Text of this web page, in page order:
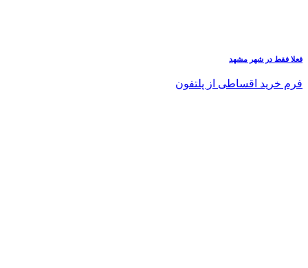
فعلا فقط در شهر مشهد
فرم خرید اقساطی از پلتفون